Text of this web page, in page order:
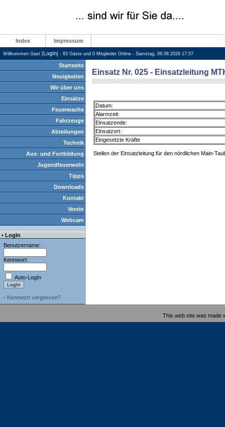
Index Impressum
Willkommen Gast [LogIn] - 83 Gäste und 0 Mitglieder Online - Samstag, 08.08.2026 17:57
Startseite
Neuigkeiten
Wir über uns
Einsätze
Feuerwache
Fahrzeuge
Abteilungen
Technik
Aus- und Fortbildung
Jugendfeuerwehr
Tipps
Downloads
Kontakt
Verein
Webcam
• LogIn
Benutzername:
Kennwort:
Auto-LogIn
- Kennwort vergessen?
Einsatz Nr. 025 - Einsatzleitung
Datum:
Alarmzeit:
Einsatzende:
Einsatzort:
Eingesetzte Kräfte
Stellen der Einsatzleitung für den nördlichen Main-
This web site was made